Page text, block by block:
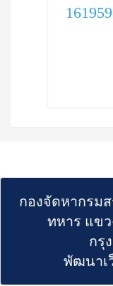
กองจัดหากรม
ทหาร แข
กรุ
พัฒนาเ